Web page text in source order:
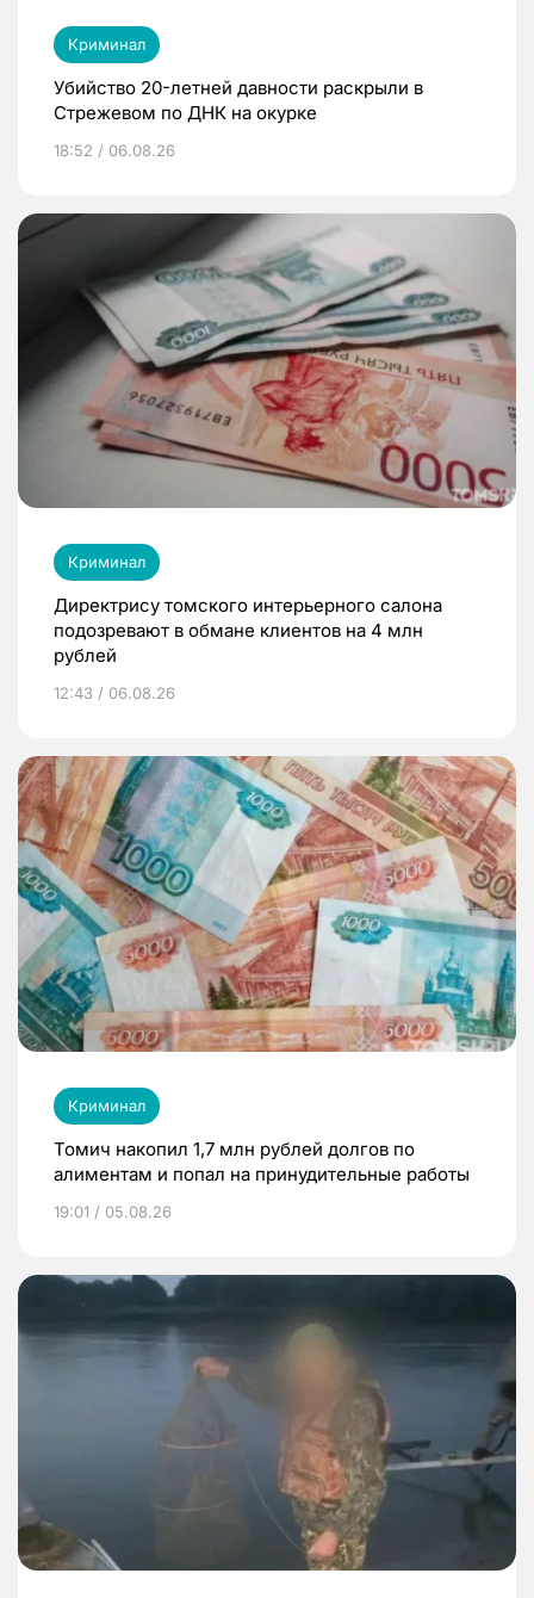
Криминал
Убийство 20-летней давности раскрыли в
Стрежевом по ДНК на окурке
18:52 / 06.08.26
Криминал
Директрису томского интерьерного салона
подозревают в обмане клиентов на 4 млн
рублей
12:43 / 06.08.26
Криминал
Томич накопил 1,7 млн рублей долгов по
алиментам и попал на принудительные работы
19:01 / 05.08.26